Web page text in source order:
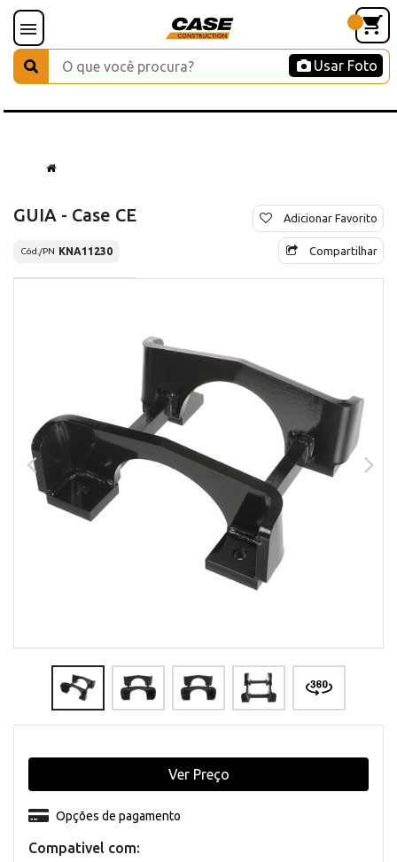
Usar Foto
GUIA - Case CE
Cód./PN KNA11230
Adicionar Favorito
Compartilhar
Compativel com:
Opções de pagamento
Ver Preço